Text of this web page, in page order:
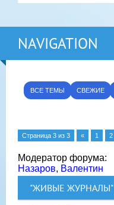
NAVIGATION
ВСЕ ТЕМЫ СВЕЖИЕ
Страница 3 из 3 « 1 2
Модератор форума:
Назаров, Валентин
"ЖИВЫЕ ЖУРНАЛЫ"